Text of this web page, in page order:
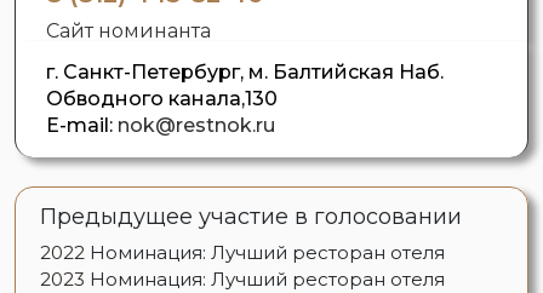
Сайт номинанта
г. Санкт-Петербург, м. Балтийская Наб.
Обводного канала,130
E-mail: nok@restnok.ru
Предыдущее участие в голосовании
2022 Номинация: Лучший ресторан отеля
2023 Номинация: Лучший ресторан отеля